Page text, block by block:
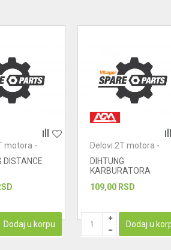
motora -
DISTANCE
Dodaj u korpu
Delovi 2T motora -
DIHTUNG
KARBURATORA
109,00 RSD
Dodaj u